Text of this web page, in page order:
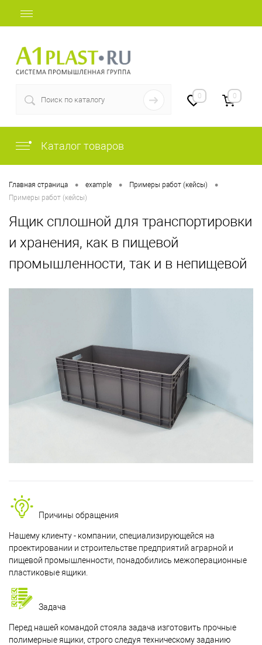
0 0
Каталог товаров
Главная страница • example • Примеры работ (кейсы) •
Примеры работ (кейсы)
Ящик сплошной для транспортировки
и хранения, как в пищевой
промышленности, так и в непищевой
Причины обращения
Нашему клиенту - компании, специализирующейся на
проектировании и строительстве предприятий аграрной и
пищевой промышленности, понадобились межоперационные
пластиковые ящики.
Задача
Перед нашей командой стояла задача изготовить прочные
полимерные ящики, строго следуя техническому заданию